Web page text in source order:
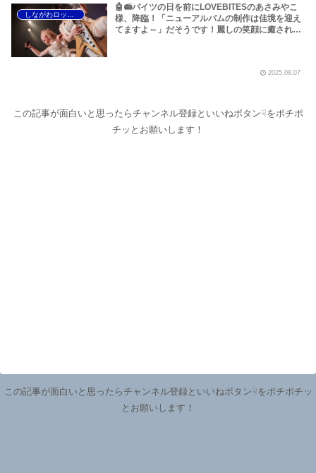
🤖📻バイツの日を前にLOVEBITESのあさみやこ
様、降臨！「ニューアルバムの制作は佳境を迎え
てますよ～」だそうです！麗しの笑顔に癒されて
ルバム】【Scardut アルバム・レビュー】
etc……【大幅加筆あり】～しながわロックラジ
オ
2025.08.07
この記事が面白いと思ったらチャンネル登録といいねボタン☟をポチポ
チッとお願いします！
この記事が面白いと思ったらチャンネル登録といいねボタン☟をポチポチッ
とお願いします！